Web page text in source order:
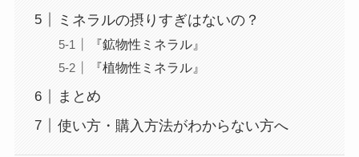
ミネラルの摂りすぎはないの？
『鉱物性ミネラル』
『植物性ミネラル』
まとめ
使い方・購入方法がわからない方へ